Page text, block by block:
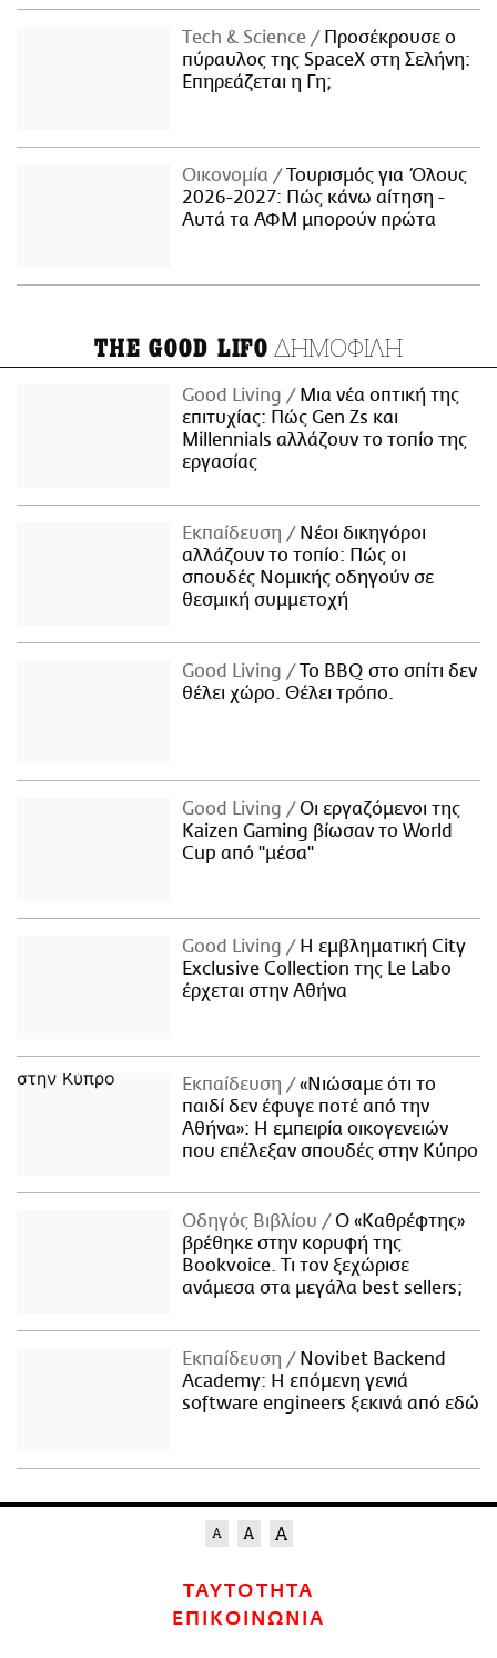
Τech & Science
Προσέκρουσε ο
πύραυλος της SpaceX στη Σελήνη:
Επηρεάζεται η Γη;
Οικονομία
Τουρισμός για Όλους
2026-2027: Πώς κάνω αίτηση -
Αυτά τα ΑΦΜ μπορούν πρώτα
THE GOOD LIFO ΔΗΜΟΦΙΛΗ
Good Living
Μια νέα οπτική της
επιτυχίας: Πώς Gen Zs και
Millennials αλλάζουν το τοπίο της
εργασίας
Εκπαίδευση
Νέοι δικηγόροι
αλλάζουν το τοπίο: Πώς οι
σπουδές Νομικής οδηγούν σε
θεσμική συμμετοχή
Good Living
Το BBQ στο σπίτι δεν
θέλει χώρο. Θέλει τρόπο.
Good Living
Οι εργαζόμενοι της
Kaizen Gaming βίωσαν το World
Cup από "μέσα"
Good Living
Η εμβληματική City
Exclusive Collection της Le Labo
έρχεται στην Αθήνα
Εκπαίδευση
«Νιώσαμε ότι το
παιδί δεν έφυγε ποτέ από την
Αθήνα»: Η εμπειρία οικογενειών
που επέλεξαν σπουδές στην Κύπρο
Οδηγός Βιβλίου
Ο «Καθρέφτης»
βρέθηκε στην κορυφή της
Bookvoice. Τι τον ξεχώρισε
ανάμεσα στα μεγάλα best sellers;
Εκπαίδευση
Novibet Backend
Academy: Η επόμενη γενιά
software engineers ξεκινά από εδώ
ΤΑΥΤΟΤΗΤΑ
ΕΠΙΚΟΙΝΩΝΙΑ